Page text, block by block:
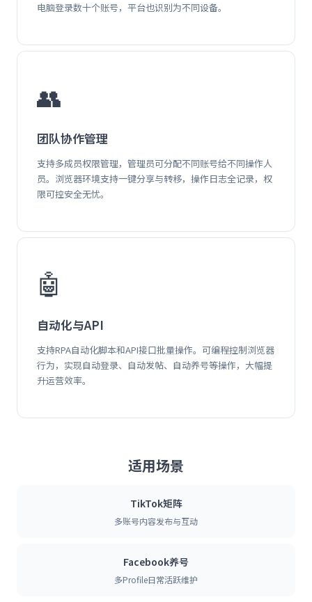
电脑登录数十个账号，平台也识别为不同设备。
👥
团队协作管理
支持多成员权限管理，管理员可分配不同账号给不同操作人
员。浏览器环境支持一键分享与转移，操作日志全记录，权
限可控安全无忧。
🤖
自动化与API
支持RPA自动化脚本和API接口批量操作。可编程控制浏览器
行为，实现自动登录、自动发帖、自动养号等操作，大幅提
升运营效率。
适用场景
TikTok矩阵
多账号内容发布与互动
Facebook养号
多Profile日常活跃维护